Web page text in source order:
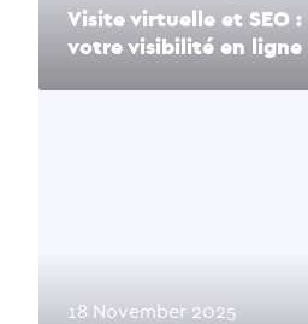
Visite virtuelle et SEO
votre visibilité en ligne
18 November 2025